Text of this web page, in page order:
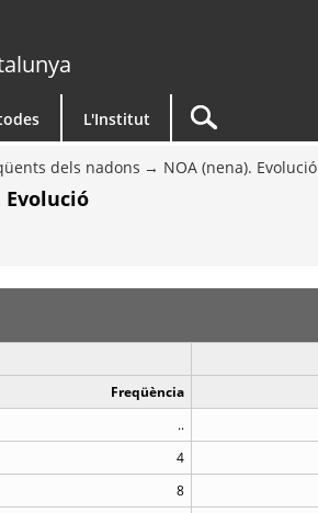
L'Institut
dels nadons NOA (nena). Evolució
Evolució
Freqüència
..
4
8